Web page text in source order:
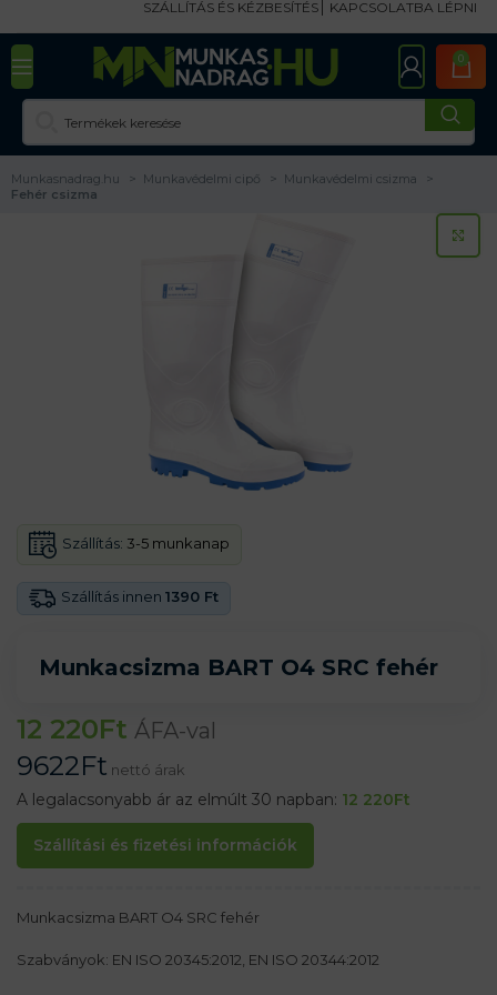
SZÁLLÍTÁS ÉS KÉZBESÍTÉS KAPCSOLATBA LÉPNI
0
Munkasnadrag.hu Munkavédelmi cipő
Munkavédelmi csizma
Fehér csizma
Munkacsizma BART O4 SRC fehér
Szállítás innen 1390 Ft
Szállítás: 3-5 munkanap
12 220Ft ÁFA-val
9622Ft nettó árak
A legalacsonyabb ár az elmúlt 30 napban: 12 220Ft
Szállítási és fizetési információk
Munkacsizma BART O4 SRC fehér
Szabványok: EN ISO 20345:2012, EN ISO 20344:2012